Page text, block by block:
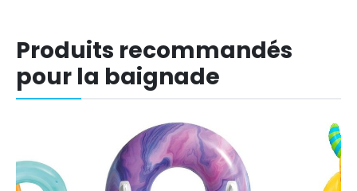
Produits recommandés
pour la baignade